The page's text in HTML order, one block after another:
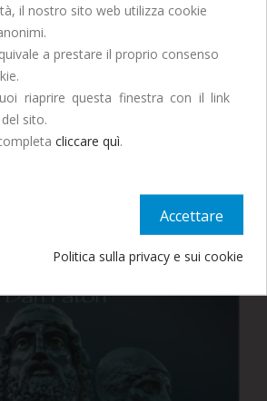
- The Path Of Heroes
il nostro sito web utilizza cookie
a prestare il proprio consenso
riaprire questa finestra con il link
sito.
cliccare quì.
Accettare
Politica sulla privacy e sui cookie
Buona Estate!
per tutto il mese di Agosto, ordina
per ricevere entro fine mese.
ad ordinare, le spedizioni
a Settembre.